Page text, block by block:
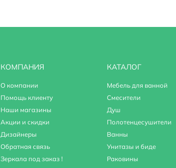
КОМПАНИЯ
О компании
Помощь клиенту
Наши магазины
Акции и скидки
Дизайнеры
Обратная связь
Зеркала под заказ !
КАТАЛОГ
Мебель для ванной
Смесители
Душ
Полотенцесушители
Ванны
Унитазы и биде
Раковины